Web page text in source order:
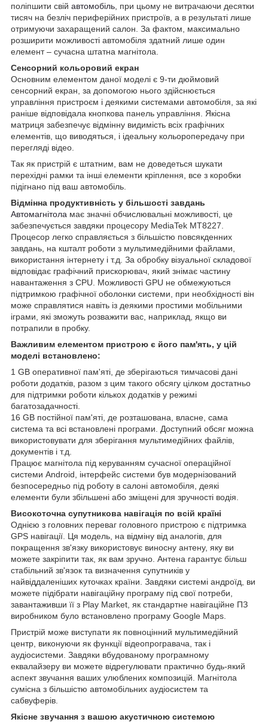
поліпшити свій автомобіль , при цьому не витрачаючи десятки
тисяч на безліч периферійних пристроїв, а в результаті лише
отримуючи захаращений салон. За фактом, максимально
розширити можливості автомобіля здатний лише один
елемент – сучасна штатна магнітола.
Сенсорний кольоровий екран
Основним елементом даної моделі є 9-ти дюймовий
сенсорний екран, за допомогою нього здійснюється
управління пристроєм і деякими системами автомобіля, за які
раніше відповідала кнопкова панель управління. Якісна
матриця забезпечує відмінну видимість всіх графічних
елементів, що виводяться, і ідеальну кольоропередачу при
перегляді відео.
Так як пристрій є штатним, вам не доведеться шукати
перехідні рамки та інші елементи кріплення, все з коробки
підігнано під ваш автомобіль.
Відмінна продуктивність у більшості завдань
Автомагнітола має значні обчислювальні можливості, це
забезпечується завдяки процесору MediaTek MT8227.
Процесор легко справляється з більшістю повсякденних
завдань, на кшталт роботи з мультимедійними файлами,
використання інтернету і т.д. За обробку візуальної складової
відповідає графічний прискорювач, який знімає частину
навантаження з CPU. Можливості GPU не обмежуються
підтримкою графічної оболонки системи, при необхідності він
може справлятися навіть із деякими простими мобільними
іграми, які зможуть розважити вас, наприклад, якщо ви
потрапили в пробку.
Важливим елементом пристрою є його пам'ять, у цій
моделі встановлено:
1 GB оперативної пам'яті, де зберігаються тимчасові дані
роботи додатків, разом з цим такого обсягу цілком достатньо
для підтримки роботи кількох додатків у режимі
багатозадачності.
16 GB постійної пам'яті, де розташована, власне, сама
система та всі встановлені програми. Доступний обсяг можна
використовувати для зберігання мультимедійних файлів,
документів і т.д.
Працює магнітола під керуванням сучасної операційної
системи Android, інтерфейс системи був модернізований
безпосередньо під роботу в салоні автомобіля, деякі
елементи були збільшені або зміщені для зручності водія.
Високоточна супутникова навігація по всій країні
Однією з головних переваг головного пристрою є підтримка
GPS навігації. Ця модель, на відміну від аналогів, для
покращення зв'язку використовує виносну антену, яку ви
можете закріпити так, як вам зручно. Антена гарантує більш
стабільний зв'язок та визначення супутників у
найвіддаленіших куточках країни. Завдяки системі андроїд, ви
можете підібрати навігаційну програму під свої потреби,
завантаживши її з Play Market, як стандартне навігаційне ПЗ
виробником було встановлено програму Google Maps.
Пристрій може виступати як повноцінний мультимедійний
центр, виконуючи як функції відеопрогравача, так і
аудіосистеми. Завдяки вбудованому програмному
еквалайзеру ви можете відрегулювати практично будь-який
аспект звучання ваших улюблених композицій. Магнітола
сумісна з більшістю автомобільних аудіосистем та
сабвуферів.
Якісне звучання з вашою акустичною системою